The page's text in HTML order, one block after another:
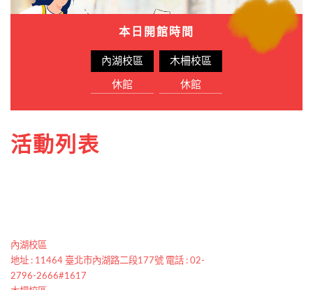
本日開館時間
內湖校區
休館
木柵校區
休館
活動列表
內湖校區
地址 : 11464 臺北市內湖路二段177號 電話 : 02-
2796-2666#1617